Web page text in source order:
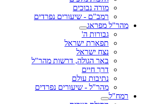
מורה נבוכים
רמב"ם - שיעורים נפרדים
מהר"ל מפראג
גבורות ה'
תפארת ישראל
נצח ישראל
באר הגולה, דרשות מהר"ל
דרך חיים
נתיבות עולם
מהר"ל - שיעורים נפרדים
רמח"ל